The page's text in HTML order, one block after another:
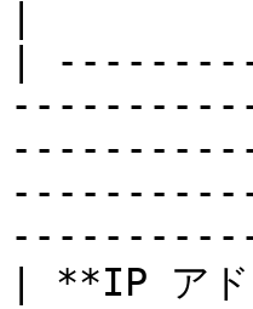
|
| **IP アド